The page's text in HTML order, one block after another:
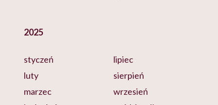
2025
styczeń
luty
marzec
lipiec
sierpień
wrzesień